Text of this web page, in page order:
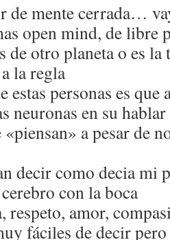
de mente cerrada…
open mind, de libre
de otro planeta o es la
la regla
estas personas es que
neuronas en su
a pesar de
decir como decia mi
con la boca
respeto, amor,
fáciles de decir